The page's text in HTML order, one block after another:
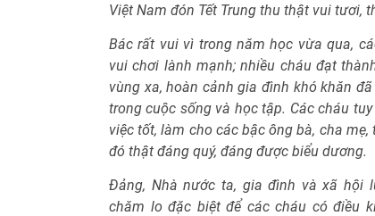
Việt Nam đón Tết Trung thu thật vui tươi,
Bác rất vui vì trong năm học vừa qua,
vui chơi lành mạnh; nhiều cháu đạt
vùng xa, hoàn cảnh gia đình khó khăn
trong cuộc sống và học tập. Các cháu
việc tốt, làm cho các bậc ông bà, cha
đó thật đáng quý, đáng được biểu dương.
Đảng, Nhà nước ta, gia đình và xã hội
chăm lo đặc biệt để các cháu có điều